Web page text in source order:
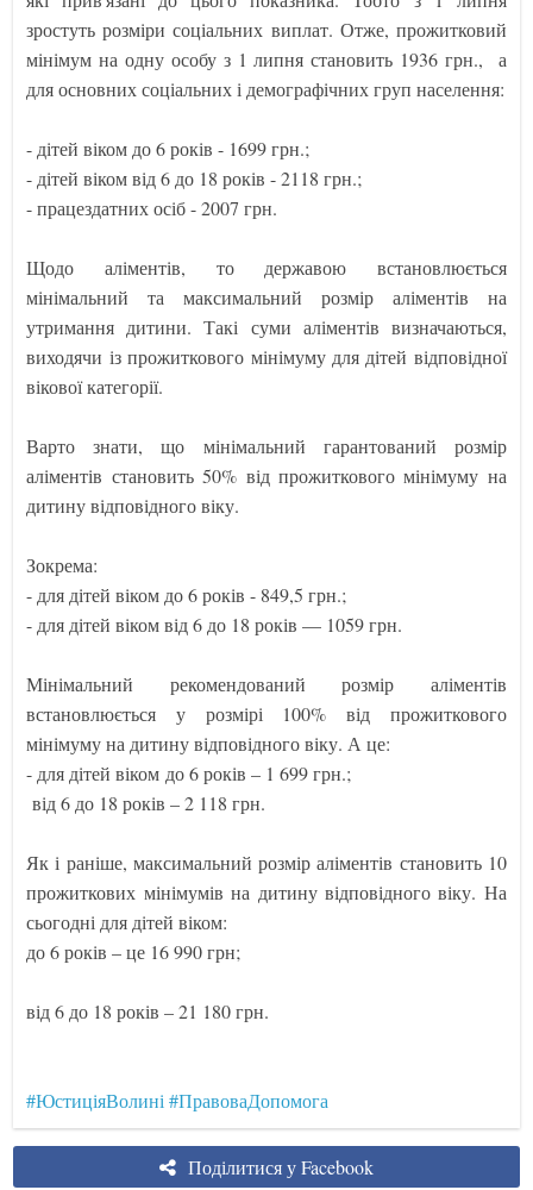
зростуть розміри соціальних виплат. Отже, прожитковий
мінімум на одну особу з 1 липня становить 1936 грн., а
для основних соціальних і демографічних груп населення:
- дітей віком до 6 років - 1699 грн.;
- дітей віком від 6 до 18 років - 2118 грн.;
- працездатних осіб - 2007 грн.
Щодо аліментів, то державою встановлюється
мінімальний та максимальний розмір аліментів на
утримання дитини. Такі суми аліментів визначаються,
виходячи із прожиткового мінімуму для дітей відповідної
вікової категорії.
Варто знати, що мінімальний гарантований розмір
аліментів становить 50% від прожиткового мінімуму на
дитину відповідного віку.
Зокрема:
- для дітей віком до 6 років - 849,5 грн.;
- для дітей віком від 6 до 18 років — 1059 грн.
Мінімальний рекомендований розмір аліментів
встановлюється у розмірі 100% від прожиткового
мінімуму на дитину відповідного віку. А це:
- для дітей віком до 6 років – 1 699 грн.;
від 6 до 18 років – 2 118 грн.
Як і раніше, максимальний розмір аліментів становить 10
прожиткових мінімумів на дитину відповідного віку. На
сьогодні для дітей віком:
до 6 років – це 16 990 грн;
від 6 до 18 років – 21 180 грн.
#ЮстиціяВолині #ПравоваДопомога
Поділитися у Facebook